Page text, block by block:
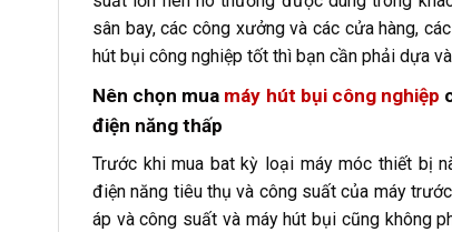
sân bay, các công xưởng và các cửa hàng,
hút bụi công nghiệp tốt thì bạn cần phải dựa
Nên chọn mua máy hút bụi công nghiệp
điện năng thấp
Trước khi mua bat kỳ loại máy móc thiết bị
điện năng tiêu thụ và công suất của máy
áp và công suất và máy hút bụi cũng không